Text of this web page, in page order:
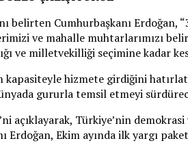
belirten Cumhurbaşkanı Erdoğan,
ve mahalle muhtarlarımızı
ve milletvekilliği seçimine kadar
kapasiteyle hizmete girdiğini
gururla temsil etmeyi
açıklayarak, Türkiye’nin
Erdoğan, Ekim ayında ilk yargı